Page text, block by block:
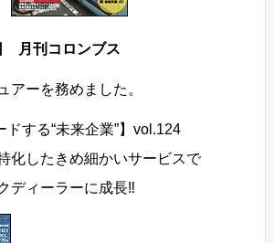
月刊コロンブス
アーを務めました。
する“未来企業”】vol.124
化したきめ細かいサービスで
ディーラーに成長‼